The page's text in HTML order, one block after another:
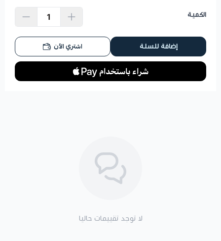
الكمية
إضافة للسلة اشتري الآن
لا توجد تقييمات حاليا